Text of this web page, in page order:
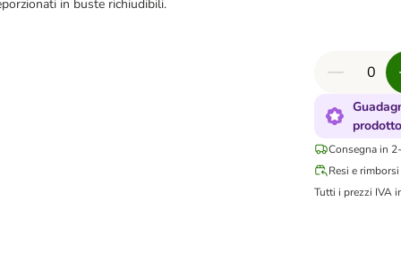
in buste richiudibili.
prodotto
Consegna in
Resi e rimborsi
Tutti i prezzi IVA